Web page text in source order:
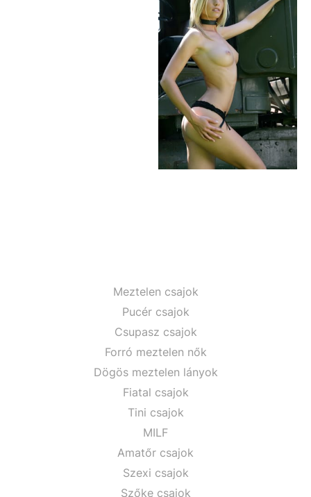
Meztelen csajok
Pucér csajok
Csupasz csajok
Forró meztelen nők
Dögös meztelen lányok
Fiatal csajok
Tini csajok
MILF
Amatőr csajok
Szexi csajok
Szőke csajok